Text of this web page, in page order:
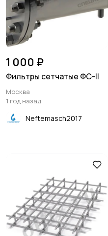
1 000 ₽
Фильтры сетчатые ФС-II
Москва
1 год назад
Neftemasch2017